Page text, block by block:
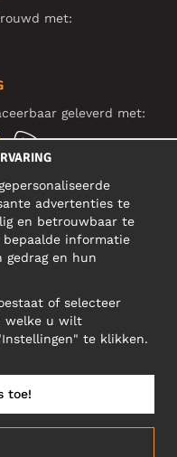
met:
geleverd met:
Tallinn
(NL)
advertenties te
en betrouwbaar te
bepaalde informatie
gedrag en hun
of selecteer
welke u wilt
te klikken.
toe!